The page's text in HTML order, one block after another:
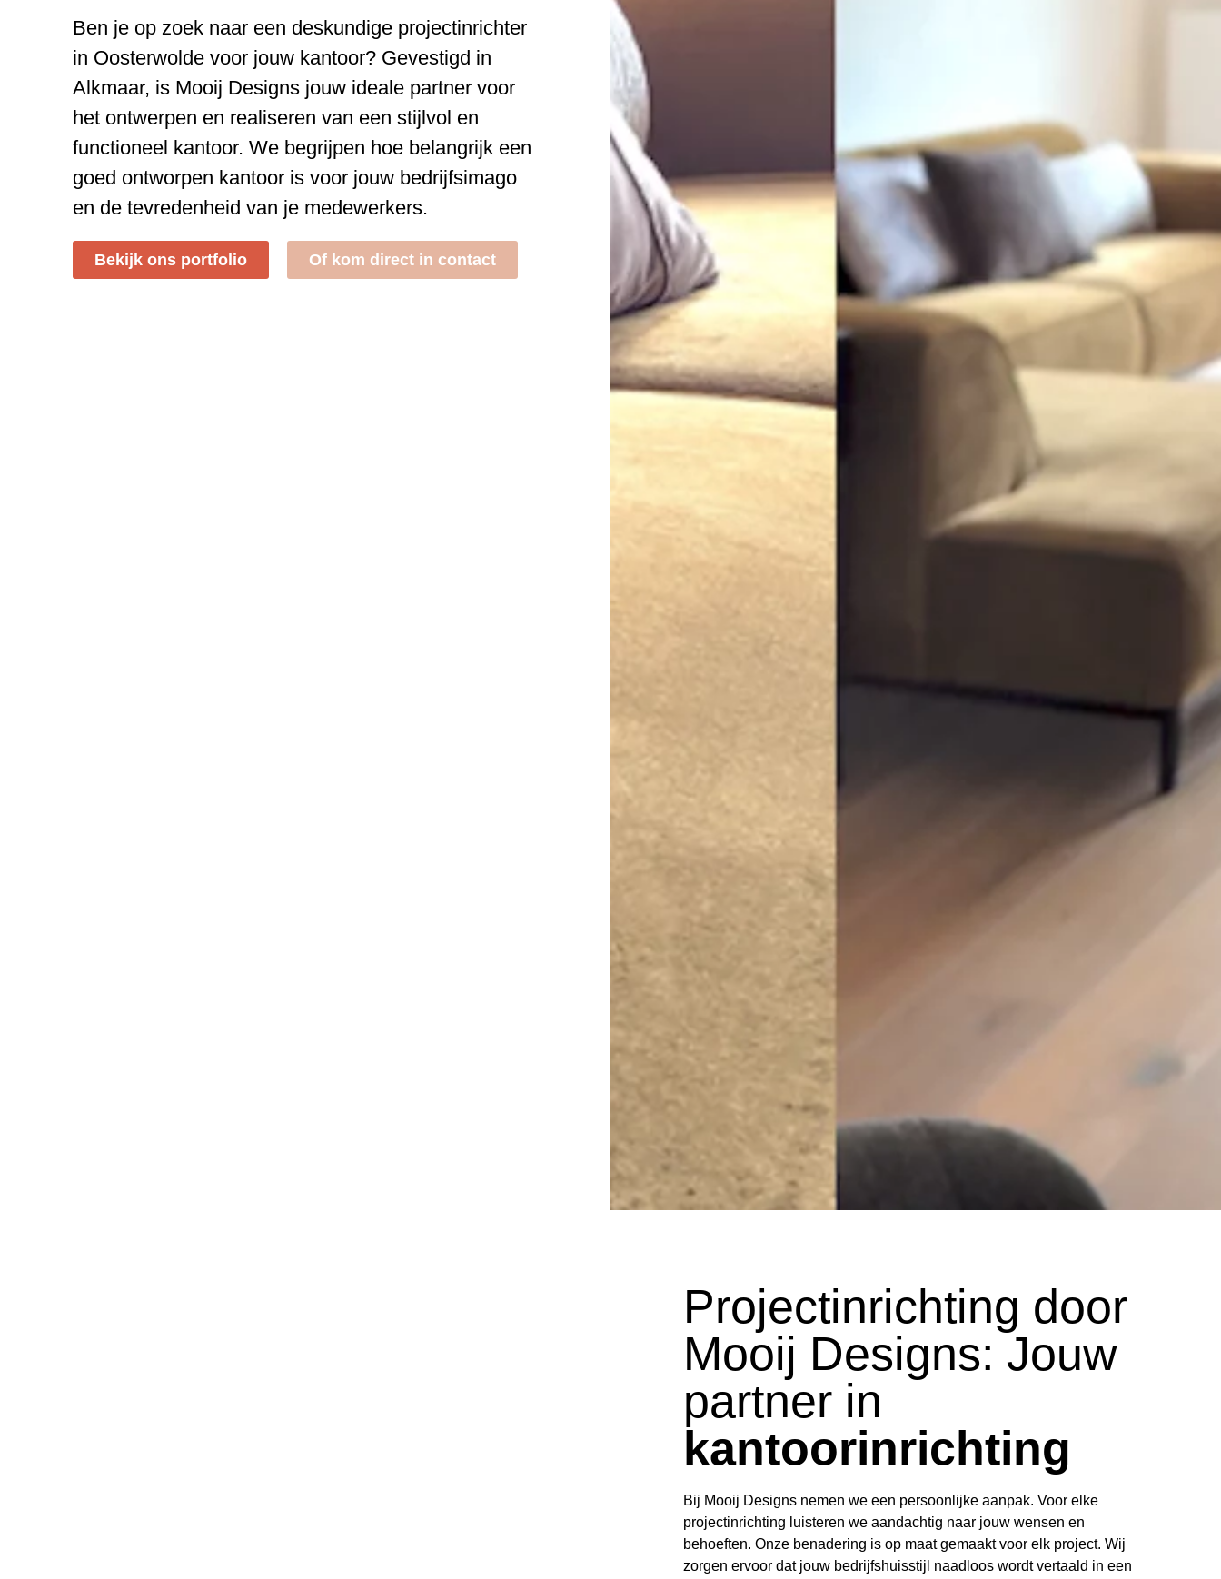
Ben je op zoek naar een deskundige projectinrichter
in Oosterwolde voor jouw kantoor? Gevestigd in
Alkmaar, is Mooij Designs jouw ideale partner voor
het ontwerpen en realiseren van een stijlvol en
functioneel kantoor. We begrijpen hoe belangrijk een
goed ontworpen kantoor is voor jouw bedrijfsimago
en de tevredenheid van je medewerkers.
Bekijk ons portfolio Of kom direct in contact
Projectinrichting door
Mooij Designs: Jouw
partner in
kantoorinrichting
Bij Mooij Designs nemen we een persoonlijke aanpak. Voor elke
projectinrichting luisteren we aandachtig naar jouw wensen en
behoeften. Onze benadering is op maat gemaakt voor elk project. Wij
zorgen ervoor dat jouw bedrijfshuisstijl naadloos wordt vertaald in een